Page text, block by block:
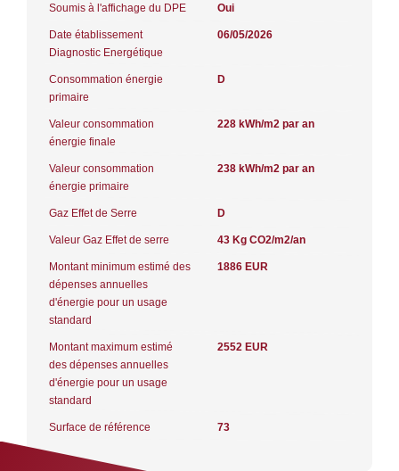
Soumis à l'affichage du DPE Oui
Date établissement
Diagnostic Energétique
06/05/2026
Consommation énergie
primaire
D
Valeur consommation
énergie finale
228 kWh/m2 par an
Valeur consommation
énergie primaire
238 kWh/m2 par an
Gaz Effet de Serre D
Valeur Gaz Effet de serre 43 Kg CO2/m2/an
Montant minimum estimé des
dépenses annuelles
d'énergie pour un usage
standard
1886 EUR
Montant maximum estimé
des dépenses annuelles
d'énergie pour un usage
standard
2552 EUR
Surface de référence 73